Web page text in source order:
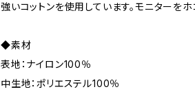
強いコットンを使用しています。モニターをホ
◆素材
表地：ナイロン100％
中生地：ポリエステル100％